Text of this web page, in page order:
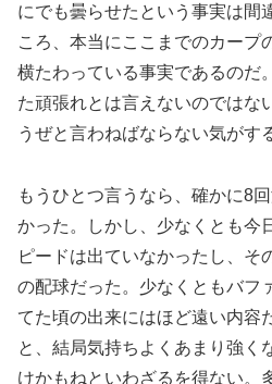
にでも曇らせたという事実は間
ころ、本当にここまでのカープ
横たわっている事実であるのだ
た頑張れとは言えないのではな
うぜと言わねばならない気がす
もうひとつ言うなら、確かに8
かった。しかし、少なくとも今
ピードは出ていなかったし、そ
の配球だった。少なくともバフ
てた頃の出来にはほど遠い内容
と、結局気持ちよくあまり強く
けかもねといわざるを得ない。